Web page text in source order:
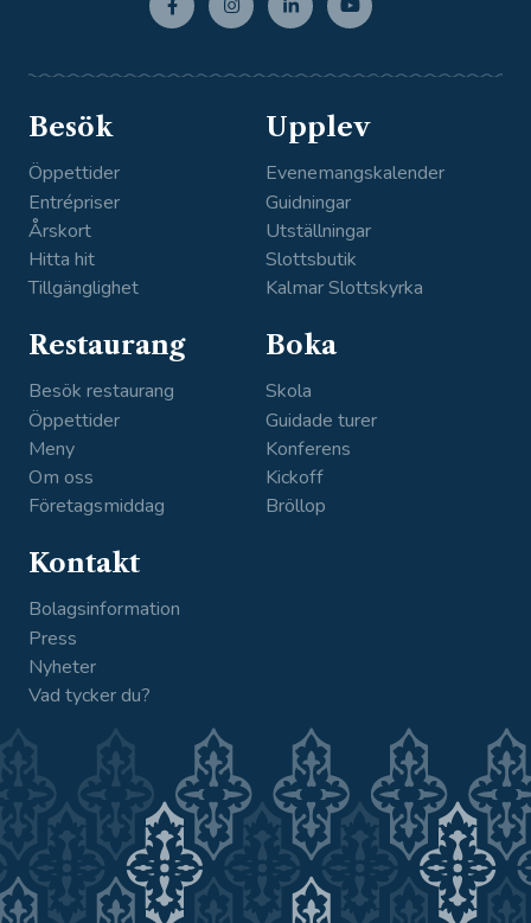
Besök
Öppettider
Entrépriser
Årskort
Hitta hit
Tillgänglighet
Upplev
Evenemangskalender
Guidningar
Utställningar
Slottsbutik
Kalmar Slottskyrka
Restaurang
Besök restaurang
Öppettider
Meny
Om oss
Företagsmiddag
Boka
Skola
Guidade turer
Konferens
Kickoff
Bröllop
Kontakt
Bolagsinformation
Press
Nyheter
Vad tycker du?